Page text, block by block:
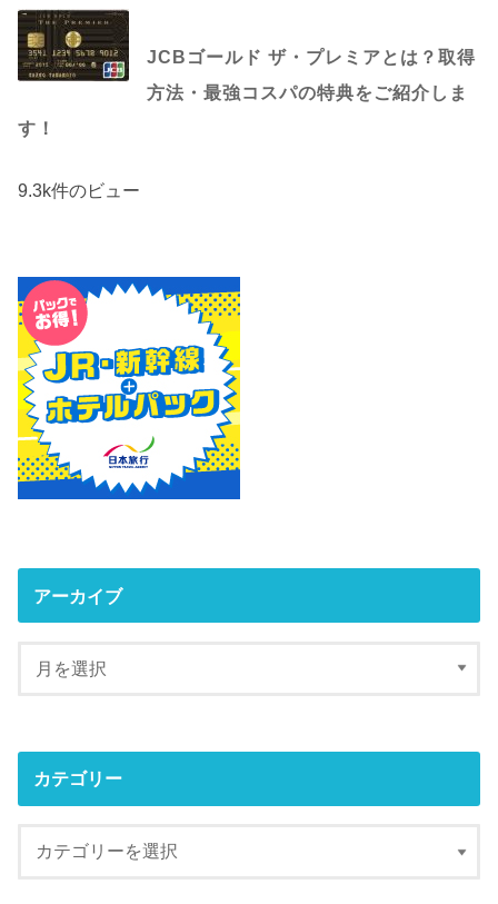
JCBゴールド ザ・プレミアとは？取得
方法・最強コスパの特典をご紹介しま
す！
9.3k件のビュー
アーカイブ
カテゴリー